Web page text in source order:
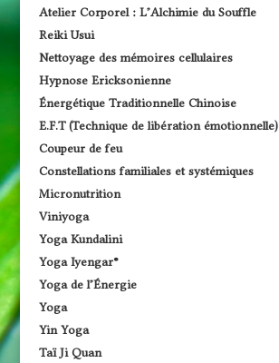
Atelier Corporel : L’Alchimie du Souffle
Reiki Usui
Nettoyage des mémoires cellulaires
Hypnose Ericksonienne
Énergétique Traditionnelle Chinoise
E.F.T (Technique de libération émotionnelle)
Coupeur de feu
Constellations familiales et systémiques
Micronutrition
Viniyoga
Yoga Kundalini
Yoga Iyengar®
Yoga de l’Énergie
Yoga
Yin Yoga
Taï Ji Quan